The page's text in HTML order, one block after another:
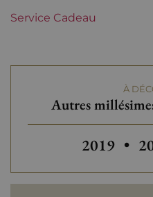
Service Cadeau
À
Autres
Autres
2019 •